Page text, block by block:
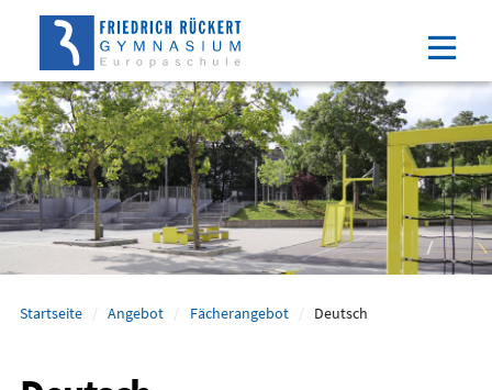
Direkt
Inhalt
(Eingabetaste)
Direkt
Hauptmenu
(Eingabetaste)
Direkt
Suche
(Eingabetaste)
Direkt
Footer
(Eingabetaste)
Startseite Angebot Fächerangebot Deutsch